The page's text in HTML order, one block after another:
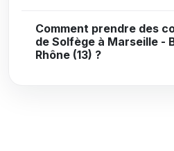
Comment prendre des
de Solfège à Marseille -
Rhône (13) ?